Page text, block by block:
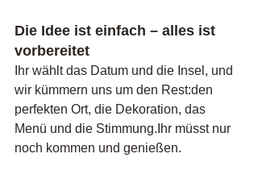
Die Idee ist einfach – alles ist
vorbereitet
Ihr wählt das Datum und die Insel, und
wir kümmern uns um den Rest:den
perfekten Ort, die Dekoration, das
Menü und die Stimmung.Ihr müsst nur
noch kommen und genießen.